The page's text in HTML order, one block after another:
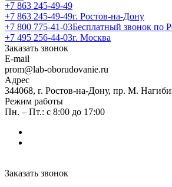
+7 863 245-49-49
+7 863 245-49-49г. Ростов-на-Дону
+7 800 775-41-03Бесплатный звонок по
+7 495 256-44-03г. Москва
Заказать звонок
E-mail
prom@lab-oborudovanie.ru
Адрес
344068, г. Ростов-на-Дону, пр. М.
Режим работы
Пн. – Пт.: с 8:00 до 17:00
Заказать звонок